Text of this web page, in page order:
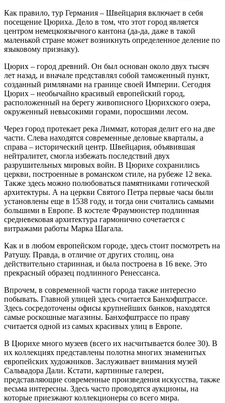
Как правило, тур Германия – Швейцария включает в себя
посещение Цюриха. Дело в том, что этот город является
центром немецкоязычного кантона (да-да, даже в такой
маленькой стране может возникнуть определенное деление по
языковому признаку).
Цюрих – город древний. Он был основан около двух тысяч
лет назад, и вначале представлял собой таможенный пункт,
созданный римлянами на границе своей Империи. Сегодня
Цюрих – необычайно красивый европейский город,
расположенный на берегу живописного Цюрихского озера,
окруженный невысокими горами, поросшими лесом.
Через город протекает река Лиммат, которая делит его на две
части. Слева находятся современные деловые кварталы, а
справа – исторический центр. Швейцария, объявившая
нейтралитет, смогла избежать последствий двух
разрушительных мировых войн. В Цюрихе сохранились
церкви, построенные в романском стиле, на рубеже 12 века.
Также здесь можно полюбоваться памятниками готической
архитектуры. А на церкви Святого Петра первые часы были
установлены еще в 1538 году, и тогда они считались самыми
большими в Европе. В костеле Фраумюнстер подлинная
средневековая архитектура гармонично сочетается с
витражами работы Марка Шагала.
Как и в любом европейском городе, здесь стоит посмотреть на
Ратушу. Правда, в отличие от других столиц, она
действительно старинная, и была построена в 16 веке. Это
прекрасный образец подлинного Ренессанса.
Впрочем, в современной части города также интересно
побывать. Главной улицей здесь считается Банхофштрассе.
Здесь сосредоточены офисы крупнейших банков, находятся
самые роскошные магазины. Банхофштрассе по праву
считается одной из самых красивых улиц в Европе.
В Цюрихе много музеев (всего их насчитывается более 30). В
их коллекциях представлены полотна многих знаменитых
европейских художников. Заслуживает внимания музей
Сальвадора Дали. Кстати, картинные галереи,
представляющие современные произведения искусства, также
весьма интересны. Здесь часто проводятся аукционы, на
которые приезжают коллекционеры со всего мира.